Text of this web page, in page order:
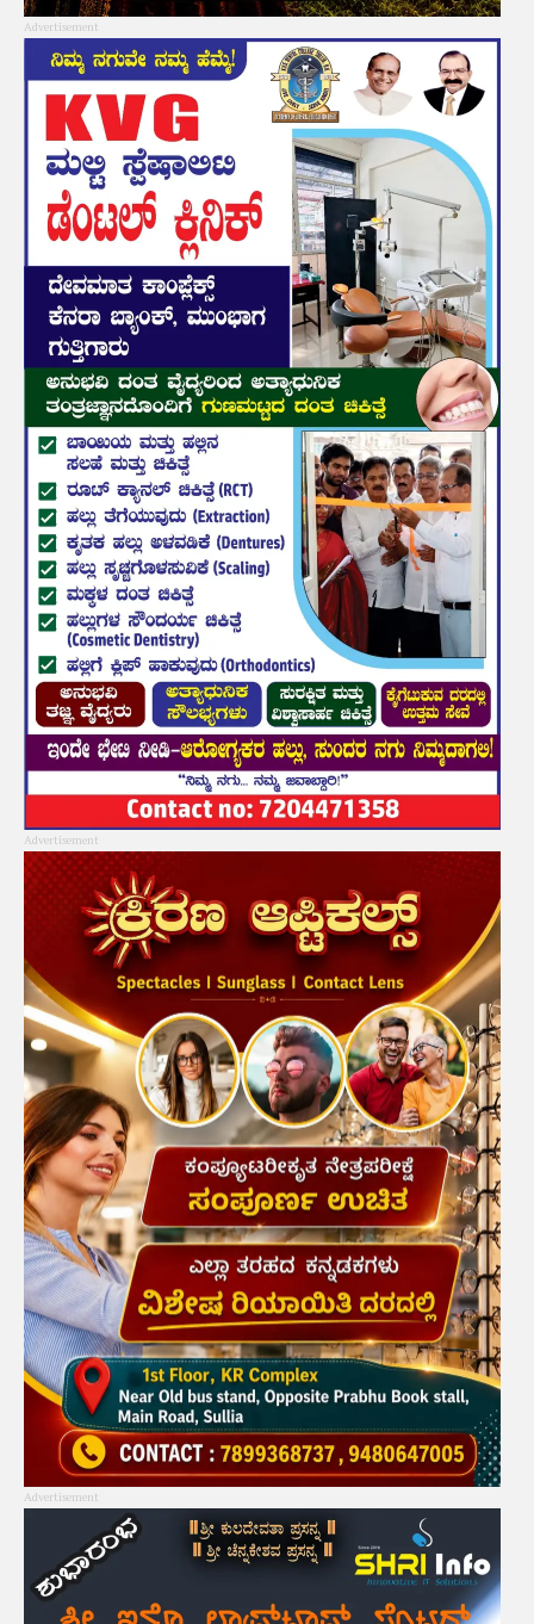
Advertisement
Advertisement
Advertisement